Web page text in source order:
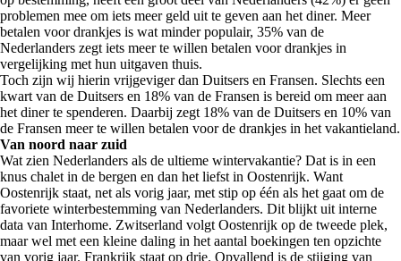
problemen mee om iets meer geld uit te geven aan het diner. Meer
betalen voor drankjes is wat minder populair, 35% van de
Nederlanders zegt iets meer te willen betalen voor drankjes in
vergelijking met hun uitgaven thuis.
Toch zijn wij hierin vrijgeviger dan Duitsers en Fransen. Slechts een
kwart van de Duitsers en 18% van de Fransen is bereid om meer aan
het diner te spenderen. Daarbij zegt 18% van de Duitsers en 10% van
de Fransen meer te willen betalen voor de drankjes in het vakantieland.
Van noord naar zuid
Wat zien Nederlanders als de ultieme wintervakantie? Dat is in een
knus chalet in de bergen en dan het liefst in Oostenrijk. Want
Oostenrijk staat, net als vorig jaar, met stip op één als het gaat om de
favoriete winterbestemming van Nederlanders. Dit blijkt uit interne
data van Interhome. Zwitserland volgt Oostenrijk op de tweede plek,
maar wel met een kleine daling in het aantal boekingen ten opzichte
van vorig jaar. Frankrijk staat op drie. Opvallend is de stijging van